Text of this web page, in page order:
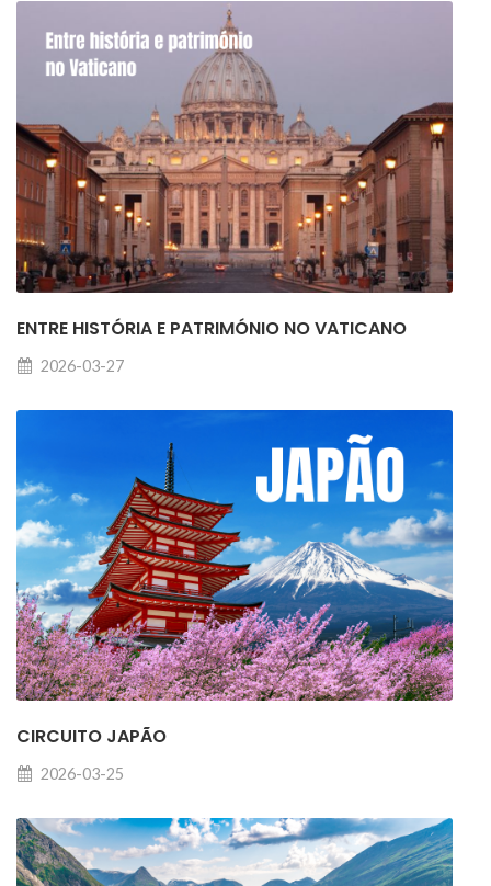
ENTRE HISTÓRIA E PATRIMÓNIO NO VATICANO
2026-03-27
CIRCUITO JAPÃO
2026-03-25